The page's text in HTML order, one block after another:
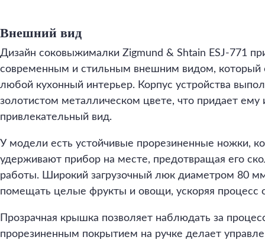
Внешний вид
Дизайн соковыжималки Zigmund & Shtain ESJ-771
современным и стильным внешним видом, который
любой кухонный интерьер. Корпус устройства
золотистом металлическом цвете, что придает ему
привлекательный вид.
У модели есть устойчивые прорезиненные ножки,
удерживают прибор на месте, предотвращая его
работы. Широкий загрузочный люк диаметром 80
помещать целые фрукты и овощи, ускоряя процесс
Прозрачная крышка позволяет наблюдать за
прорезиненным покрытием на ручке делает